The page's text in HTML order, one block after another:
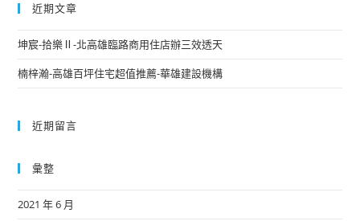
近期文章
坤宸-拾樂Ⅱ-北高雄臨路商用住店辦三效透天
楠梓瀚-高雄百坪住宅超值推薦-華雄建設機構
近期留言
彙整
2021 年 6 月